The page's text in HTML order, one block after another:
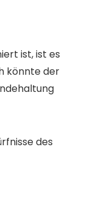
ist, ist es
könnte der
des